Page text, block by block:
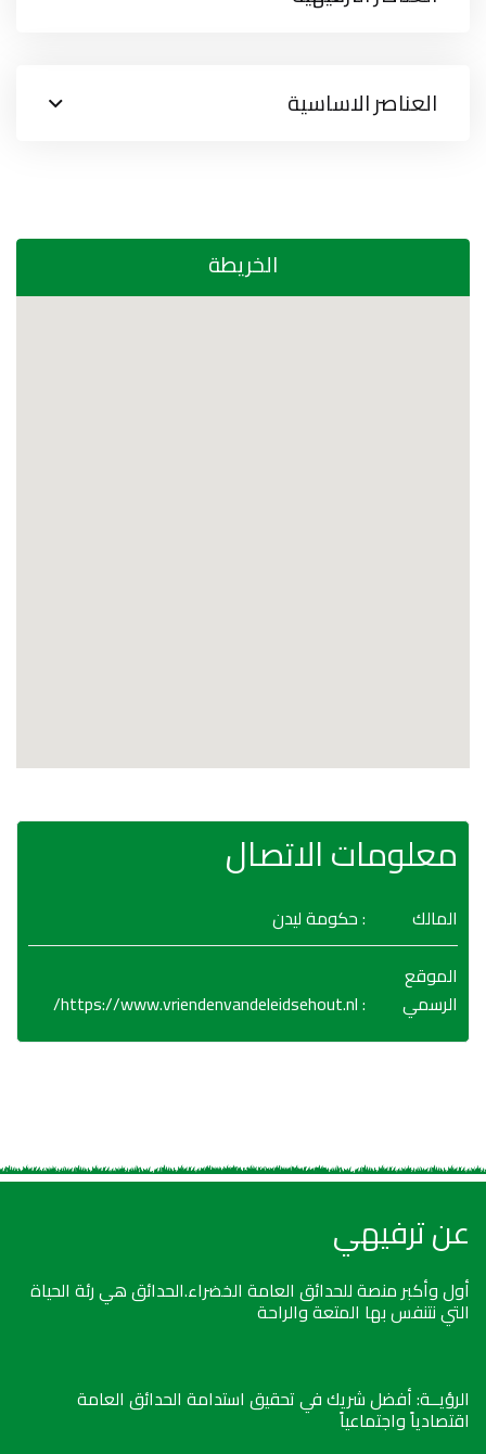
العناصر الاساسية
الخريطة
معلومات الاتصال
المالك
: حكومة ليدن
الموقع
الرسمي
:
https://www.vriendenvandeleidsehout.nl/
عن ترفيهي
أول وأكبر منصة للحدائق العامة الخضراء.الحدائق هي رئة الحياة
التي نتنفس بها المتعة والراحة
الرؤيــة: أفضل شريك في تحقيق استدامة الحدائق العامة
اقتصادياً واجتماعياً